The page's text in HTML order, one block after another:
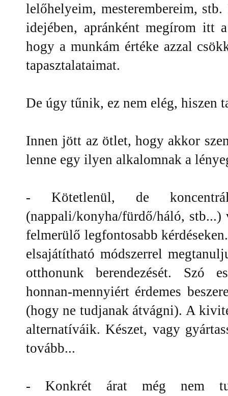
lelőhelyeim, mesterembereim,
idejében, apránként megírom itt
hogy a munkám értéke azzal
tapasztalataimat.
De úgy tűnik, ez nem elég, hiszen
Innen jött az ötlet, hogy akkor
lenne egy ilyen alkalomnak a
- Kötetlenül, de
(nappali/konyha/fürdő/háló, stb...)
felmerülő legfontosabb
elsajátítható módszerrel
otthonunk berendezését. Szó
honnan-mennyiért érdemes
(hogy ne tudjanak átvágni). A
alternatíváik. Készet, vagy
tovább...
- Konkrét árat még nem